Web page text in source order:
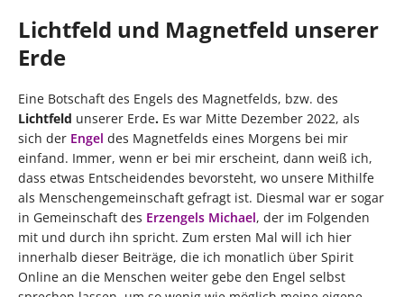
Lichtfeld und Magnetfeld unserer
Erde
Eine Botschaft des Engels des Magnetfelds, bzw. des
Lichtfeld unserer Erde. Es war Mitte Dezember 2022, als
sich der Engel des Magnetfelds eines Morgens bei mir
einfand. Immer, wenn er bei mir erscheint, dann weiß ich,
dass etwas Entscheidendes bevorsteht, wo unsere Mithilfe
als Menschengemeinschaft gefragt ist. Diesmal war er sogar
in Gemeinschaft des Erzengels Michael, der im Folgenden
mit und durch ihn spricht. Zum ersten Mal will ich hier
innerhalb dieser Beiträge, die ich monatlich über Spirit
Online an die Menschen weiter gebe den Engel selbst